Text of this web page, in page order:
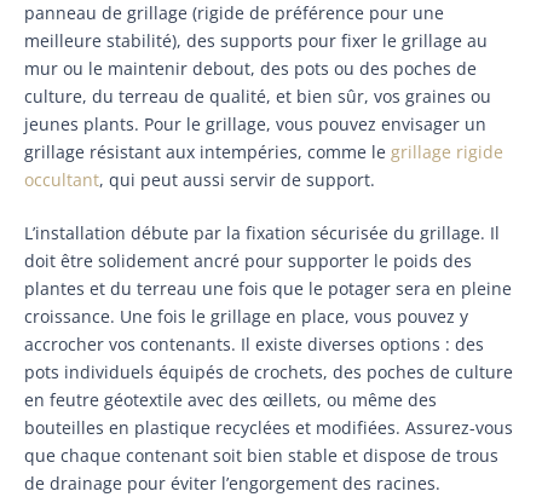
panneau de grillage (rigide de préférence pour une
meilleure stabilité), des supports pour fixer le grillage au
mur ou le maintenir debout, des pots ou des poches de
culture, du terreau de qualité, et bien sûr, vos graines ou
jeunes plants. Pour le grillage, vous pouvez envisager un
grillage résistant aux intempéries, comme le grillage rigide
occultant, qui peut aussi servir de support.
L’installation débute par la fixation sécurisée du grillage. Il
doit être solidement ancré pour supporter le poids des
plantes et du terreau une fois que le potager sera en pleine
croissance. Une fois le grillage en place, vous pouvez y
accrocher vos contenants. Il existe diverses options : des
pots individuels équipés de crochets, des poches de culture
en feutre géotextile avec des œillets, ou même des
bouteilles en plastique recyclées et modifiées. Assurez-vous
que chaque contenant soit bien stable et dispose de trous
de drainage pour éviter l’engorgement des racines.